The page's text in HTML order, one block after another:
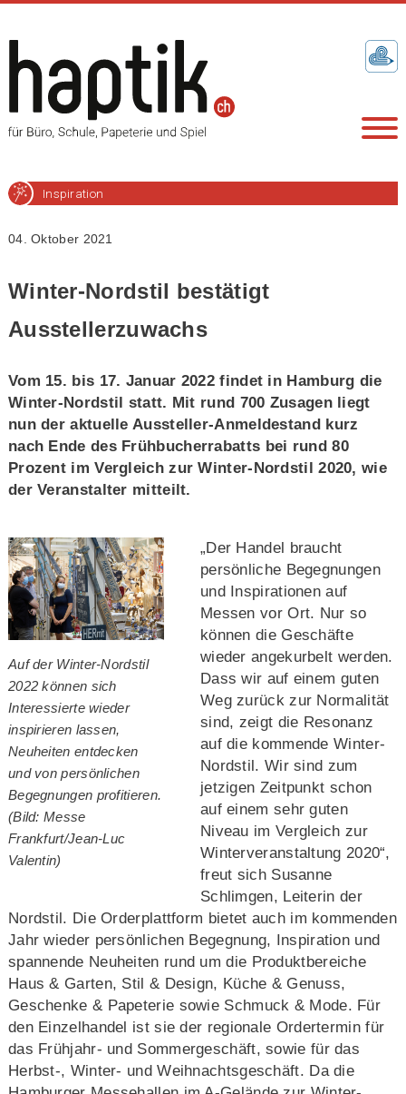
Inspiration
04. Oktober 2021
Winter-Nordstil bestätigt
Ausstellerzuwachs
Vom 15. bis 17. Januar 2022 findet in Hamburg die
Winter-Nordstil statt. Mit rund 700 Zusagen liegt
nun der aktuelle Aussteller-Anmeldestand kurz
nach Ende des Frühbucherrabatts bei rund 80
Prozent im Vergleich zur Winter-Nordstil 2020, wie
der Veranstalter mitteilt.
Auf der Winter-Nordstil
2022 können sich
Interessierte wieder
inspirieren lassen,
Neuheiten entdecken
und von persönlichen
Begegnungen profitieren.
(Bild: Messe
Frankfurt/Jean-Luc
Valentin)
„Der Handel braucht
persönliche Begegnungen
und Inspirationen auf
Messen vor Ort. Nur so
können die Geschäfte
wieder angekurbelt werden.
Dass wir auf einem guten
Weg zurück zur Normalität
sind, zeigt die Resonanz
auf die kommende Winter-
Nordstil. Wir sind zum
jetzigen Zeitpunkt schon
auf einem sehr guten
Niveau im Vergleich zur
Winterveranstaltung 2020“,
freut sich Susanne
Schlimgen, Leiterin der
Nordstil. Die Orderplattform bietet auch im kommenden
Jahr wieder persönlichen Begegnung, Inspiration und
spannende Neuheiten rund um die Produktbereiche
Haus & Garten, Stil & Design, Küche & Genuss,
Geschenke & Papeterie sowie Schmuck & Mode. Für
den Einzelhandel ist sie der regionale Ordertermin für
das Frühjahr- und Sommergeschäft, sowie für das
Herbst-, Winter- und Weihnachtsgeschäft. Da die